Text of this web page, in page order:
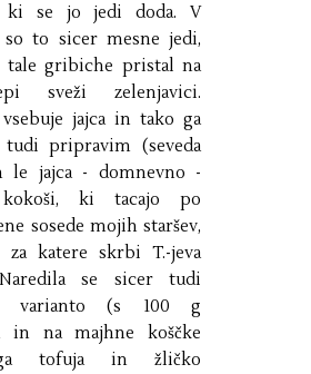
ki se jo jedi doda. V
to sicer mesne jedi,
tale gribiche pristal na
sveži zelenjavici.
jajca in tako ga
tudi pripravim (seveda
le jajca - domnevno -
ki tacajo po
sosede mojih staršev,
katere skrbi T.-jeva
se sicer tudi
varianto (s 100 g
in na majhne koščke
tofuja in žličko